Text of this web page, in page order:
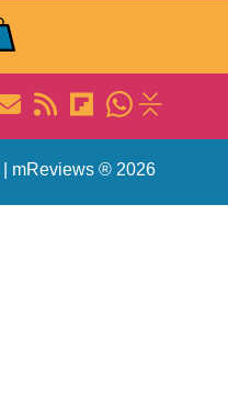
| mReviews ® 2026